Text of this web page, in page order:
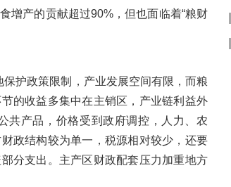
增产的贡献超过90%，但也面临着“粮财
护政策限制，产业发展空间有限，而粮
的收益多集中在主销区，产业链利益外
共产品，价格受到政府调控，人力、农
政结构较为单一，税源相对较少，还要
分支出。主产区财政配套压力加重地方